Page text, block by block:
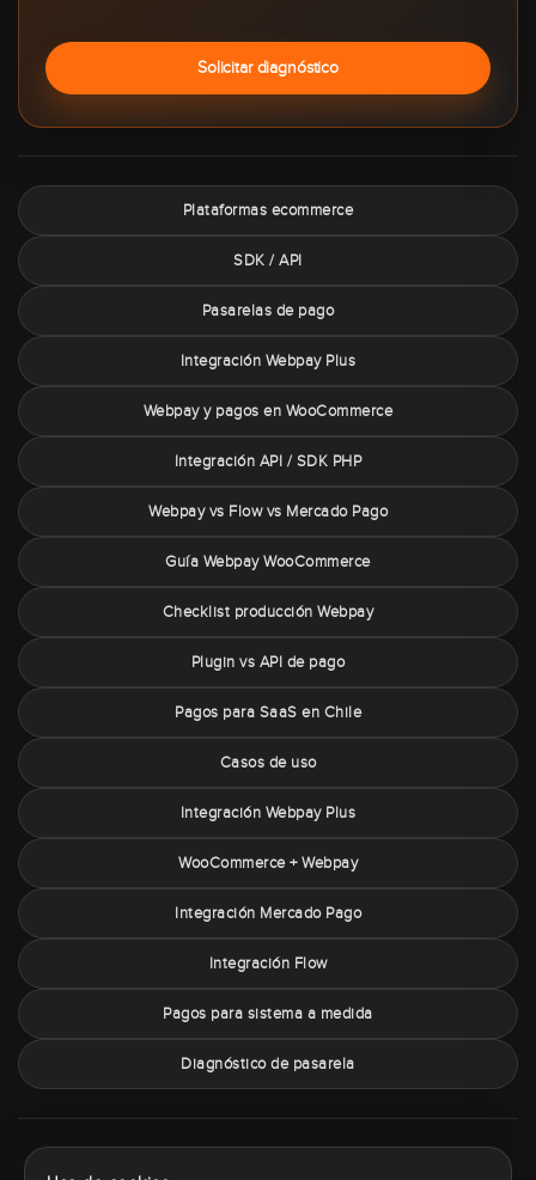
Solicitar diagnóstico
Plataformas ecommerce
SDK / API
Pasarelas de pago
Integración Webpay Plus
Webpay y pagos en WooCommerce
Integración API / SDK PHP
Webpay vs Flow vs Mercado Pago
Guía Webpay WooCommerce
Checklist producción Webpay
Plugin vs API de pago
Pagos para SaaS en Chile
Casos de uso
Integración Webpay Plus
WooCommerce + Webpay
Integración Mercado Pago
Integración Flow
Pagos para sistema a medida
Diagnóstico de pasarela